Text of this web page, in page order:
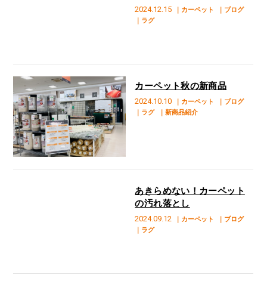
2024.12.15 ｜カーペット
｜ブログ
｜ラグ
2024.10.10 ｜カーペット
｜ブログ
｜ラグ
｜新商品紹介
カーペット秋の新商品
2024.09.12 ｜カーペット
｜ブログ
｜ラグ
あきらめない！カーペット
の汚れ落とし